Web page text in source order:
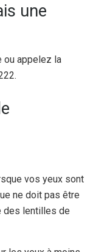
une
ou appelez la
vos yeux sont
ne doit pas être
des lentilles de